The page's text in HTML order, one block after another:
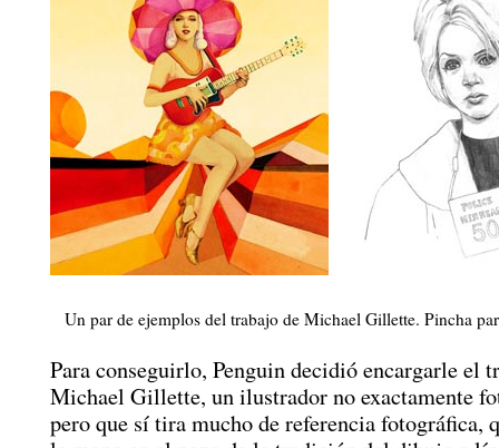
Un par de ejemplos del trabajo de Michael Gillette. Pincha
Para conseguirlo, Penguin decidió encargarle el
Michael Gillette, un ilustrador no exactamente
pero que sí tira mucho de referencia fotográfica,